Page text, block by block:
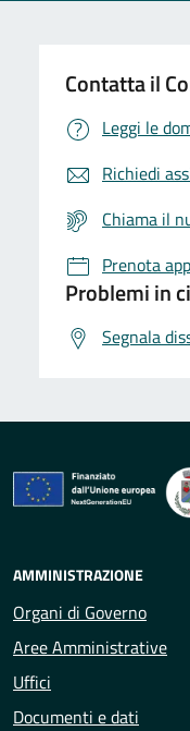
Contatta il
Leggi le
Richiedi
Chiama il
Prenota
Problemi in
Segnala
AMMINISTRAZIONE
Organi di Governo
Aree Amministrative
Uffici
Documenti e dati